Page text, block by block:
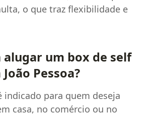
o que traz flexibilidade e
alugar um box de self
Pessoa?
indicado para quem deseja
casa, no comércio ou no